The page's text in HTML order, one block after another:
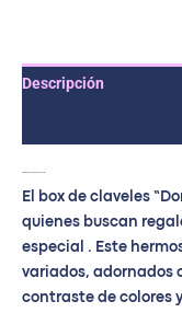
Descripción
El box de claveles
quienes buscan
especial . Este
variados, adornados
contraste de colores